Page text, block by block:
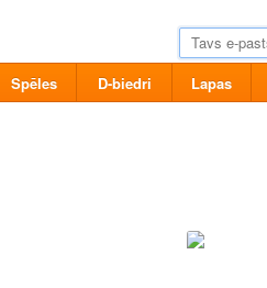
Spēles D-biedri Lapas